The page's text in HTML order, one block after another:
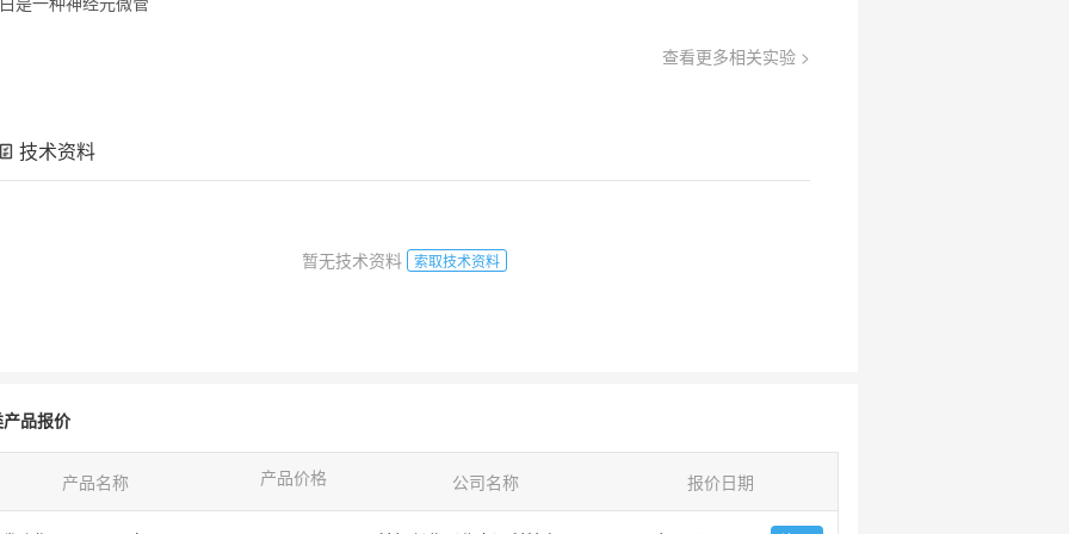
查看更多相关实验 >
技术资料
暂无技术资料 索取技术资料
品报价
产品名称 产品价格 公司名称 报价日期